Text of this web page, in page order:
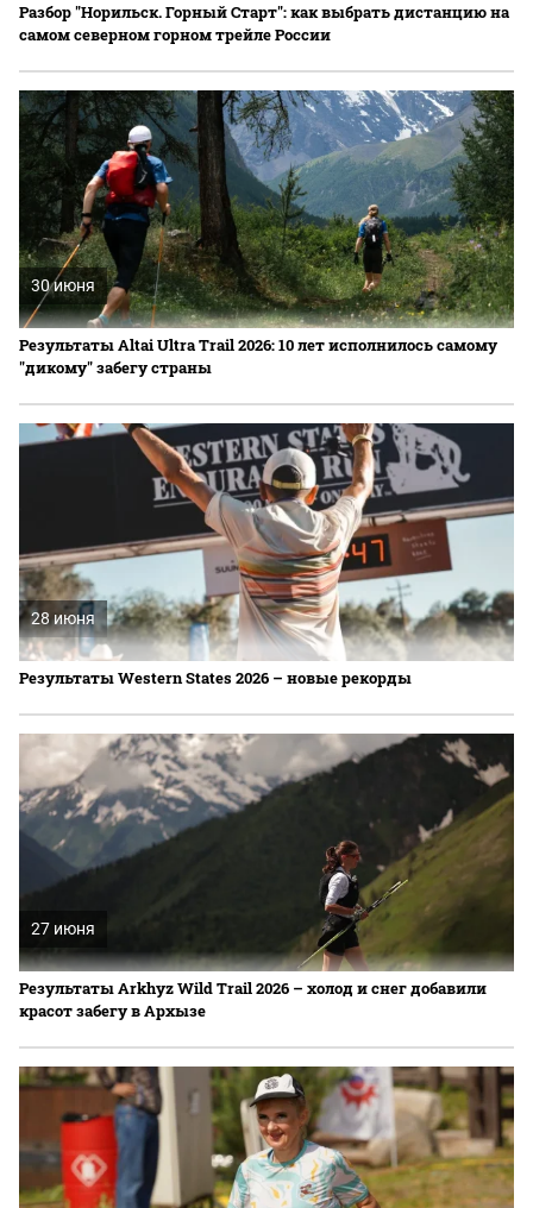
Разбор "Норильск. Горный Старт": как выбрать дистанцию на
самом северном горном трейле России
30 июня
Результаты Altai Ultra Trail 2026: 10 лет исполнилось самому
"дикому" забегу страны
28 июня
Результаты Western States 2026 – новые рекорды
27 июня
Результаты Arkhyz Wild Trail 2026 – холод и снег добавили
красот забегу в Архызе